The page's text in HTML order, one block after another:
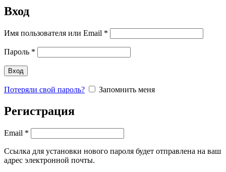
Вход
Имя пользователя или Email *
Пароль *
Вход
Потеряли свой пароль? Запомнить меня
Регистрация
Email *
Ссылка для установки нового пароля будет отправлена ​​на ваш
адрес электронной почты.